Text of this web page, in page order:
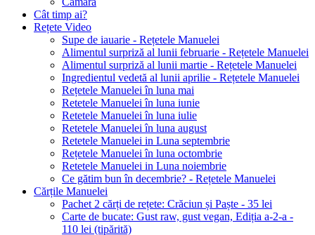
Cât timp ai?
Rețete Video
Supe de iauarie - Rețetele Manuelei
Alimentul surpriză al lunii februarie - Rețetele Manuelei
Alimentul surpriză al lunii martie - Rețetele Manuelei
Ingredientul vedetă al lunii aprilie - Rețetele Manuelei
Rețetele Manuelei în luna mai
Retetele Manuelei în luna iunie
Retetele Manuelei în luna iulie
Retetele Manuelei în luna august
Retetele Manuelei in Luna septembrie
Rețetele Manuelei în luna octombrie
Retetele Manuelei in Luna noiembrie
Ce gătim bun în decembrie? - Rețetele Manuelei
Cărțile Manuelei
Pachet 2 cărți de rețete: Crăciun și Paște - 35 lei
Carte de bucate: Gust raw, gust vegan, Ediția a-2-a -
110 lei (tipărită)